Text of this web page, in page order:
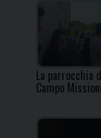
La parrocchia
Campo